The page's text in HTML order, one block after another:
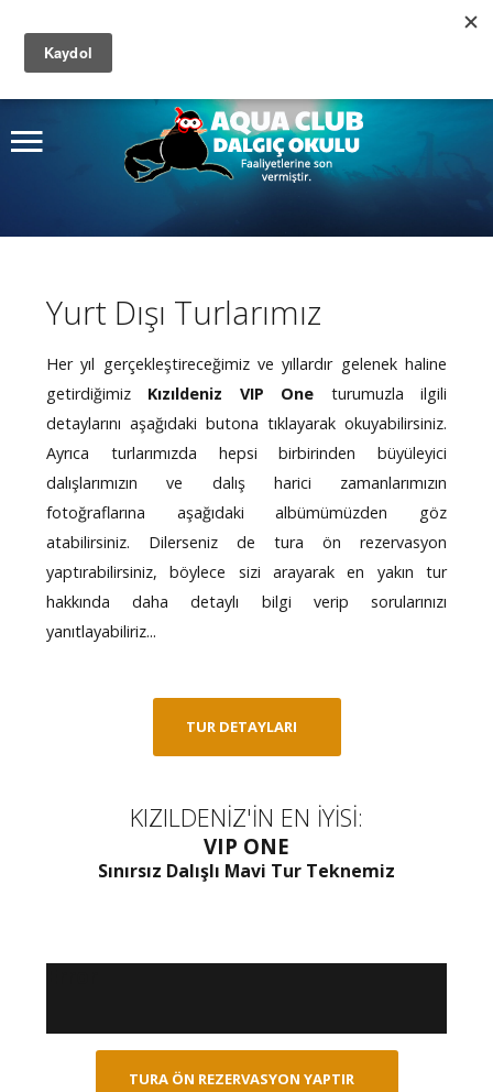
Fotoğraf Albümü
İletişim
Ara
Yurt Dışı Turlarımız
Her yıl gerçekleştireceğimiz ve yıllardır gelenek haline
getirdiğimiz Kızıldeniz VIP One turumuzla ilgili
detaylarını aşağıdaki butona tıklayarak okuyabilirsiniz.
Ayrıca turlarımızda hepsi birbirinden büyüleyici
dalışlarımızın ve dalış harici zamanlarımızın
fotoğraflarına aşağıdaki albümümüzden göz
atabilirsiniz. Dilerseniz de tura ön rezervasyon
yaptırabilirsiniz, böylece sizi arayarak en yakın tur
hakkında daha detaylı bilgi verip sorularınızı
yanıtlayabiliriz...
TUR DETAYLARI
KIZILDENİZ'İN EN İYİSİ:
VIP ONE
Sınırsız Dalışlı Mavi Tur Teknemiz
TURA ÖN REZERVASYON YAPTIR